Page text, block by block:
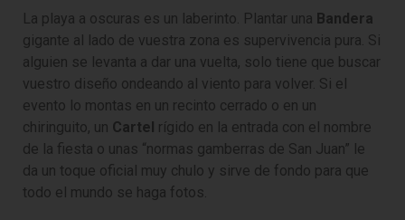
La playa a oscuras es un laberinto. Plantar una Bandera
gigante al lado de vuestra zona es supervivencia pura. Si
alguien se levanta a dar una vuelta, solo tiene que buscar
vuestro diseño ondeando al viento para volver. Si el
evento lo montas en un recinto cerrado o en un
chiringuito, un Cartel rígido en la entrada con el nombre
de la fiesta o unas “normas gamberras de San Juan” le
da un toque oficial muy chulo y sirve de fondo para que
todo el mundo se haga fotos.